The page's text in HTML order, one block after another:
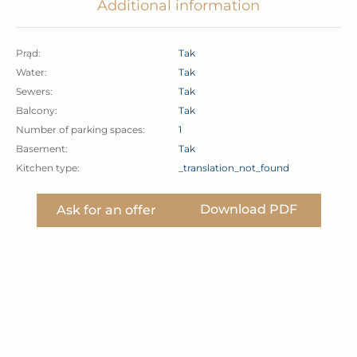
wymianę instalacji wodnej, elektrycznej,
kanalizacyjnej,
wymianę poszycia dachu (dachówka i częściowo
deskowanie),
docieplenie całego budynku wraz z piwnicą,
wykonanie nowej elewacji,
Lot area: 829.00 m2
Lot type:
_translation_not_found
Fence:
_translation_not_found
Garden:
Tak
Additional information
Prąd:
Tak
Balcony:
Tak